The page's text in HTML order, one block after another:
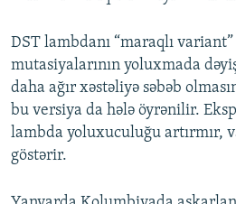
DST lambdanı “maraqlı
mutasiyalarının yoluxmada
daha ağır xəstəliyə səbəb
bu versiya da hələ öyrənilir.
lambda yoluxuculuğu artırmır,
göstərir.